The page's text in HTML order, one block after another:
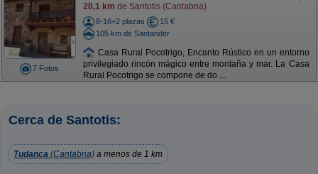
7 Fotos
20,1 km de Santotis (Cantabria)
8-16+2 plazas
15 €
105 km de Santander
Casa Rural Pocotrigo, Encanto Rústico en un entorno
privilegiado rincón mágico entre montaña y mar. La Casa
Rural Pocotrigo se compone de do ...
Cerca de Santotis:
Tudanca (Cantabria) a menos de 1 km